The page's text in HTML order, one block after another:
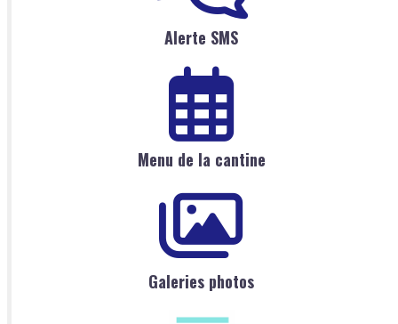
Alerte SMS
Menu de la cantine
Galeries photos